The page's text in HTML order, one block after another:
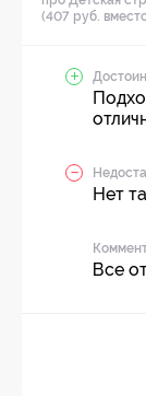
(407 руб.
Нет
Все